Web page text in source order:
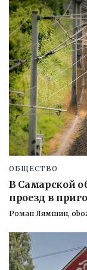
ОБЩЕСТВО
В Самарской
проезд в
Роман Лямшин,